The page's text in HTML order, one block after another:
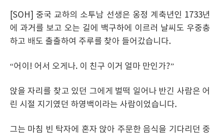
[SOH] 중국 교하의 소투남 선생은 옹정 계축년인 1733년
에 과거를 보고 오는 길에 백구하에 이르러 날씨도 우중충
하고 배도 출출하여 주루를 찾아 들어갔습니다.
“어이! 어서 오게나. 이 친구 이거 얼마 만인가?”
앉을 자리를 찾고 있던 그에게 벌떡 일어나 반긴 사람은 어
린 시절 지기였던 하영백이라는 사람이었습니다.
그는 마침 빈 탁자에 혼자 앉아 주문한 음식을 기다리던 중